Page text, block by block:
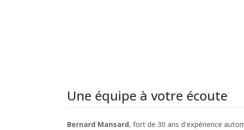
Une équipe à votre écoute
Bernard Mansard, fort de 30 ans d’expérience